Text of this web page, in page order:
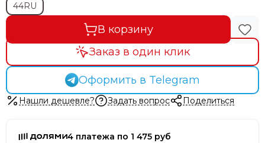
44RU
В корзину
Заказ в один клик
Оформить в Telegram
Нашли дешевле? Задать вопрос Поделиться
4 платежа по 1 475 руб